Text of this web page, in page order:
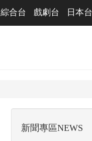
綜合台 戲劇台 日本台
新聞專區NEWS